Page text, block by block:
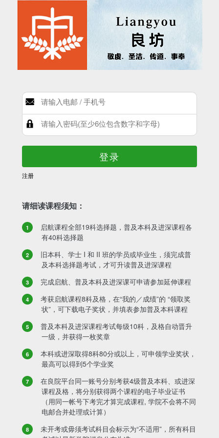
登录
注册
请细读课程须知：
启航课程全部19科选择题，普及本科及进深课程各
有40科选择题
旧本科、学士 I 和 II 班的学员或毕业生，须完成普
及本科选择题考试，才可升读普及进深课程
完成启航、普及本科及进深课可申请参加延伸课程
考获启航课程8科及格，在“我的／成绩”的 “领取奖
状”，可下载电子奖状，并填表参加普及本科课程
普及本科及进深课程考试每级10科，及格自动晋升
一级，并获得一枚奖章
本科或进深取得8科80分或以上，可申领学业奖状，
最高可以得到5个学业奖
在良院平台同一账号分别考获4级普及本科、或进深
课程及格，将分别获得两个课程的电子毕业证书
（用同一帐号下考完才算完成课程, 学院不会将不同
电邮合并处理或计算）
未开考或毋须考试科目会标示为“不适用”，所有科目